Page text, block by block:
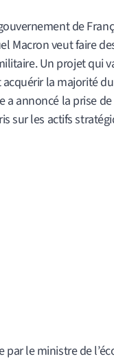
de
Macron veut faire
Un projet qui
la majorité
annoncé la prise
sur les actifs
le ministre de